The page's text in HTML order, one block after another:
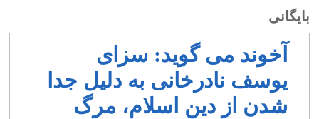
بایگانی
آخوند می گوید: سزای
یوسف نادرخانی به دلیل جدا
شدن از دین اسلام، مرگ